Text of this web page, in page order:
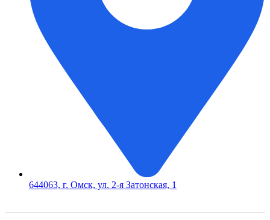
644063, г. Омск, ул. 2-я Затонская, 1